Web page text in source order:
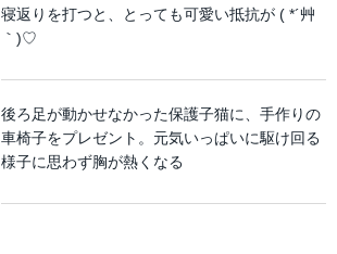
寝返りを打つと、とっても可愛い抵抗が ( *´艸
｀)♡
後ろ足が動かせなかった保護子猫に、手作りの
車椅子をプレゼント。元気いっぱいに駆け回る
様子に思わず胸が熱くなる